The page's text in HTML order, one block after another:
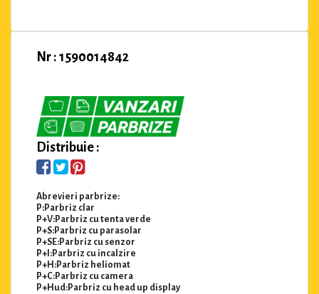
Nr : 1590014842
Distribuie :
Abrevieri parbrize:
P:Parbriz clar
P+V:Parbriz cu tenta verde
P+S:Parbriz cu parasolar
P+SE:Parbriz cu senzor
P+I:Parbriz cu incalzire
P+H:Parbriz heliomat
P+C:Parbriz cu camera
P+Hud:Parbriz cu head up display